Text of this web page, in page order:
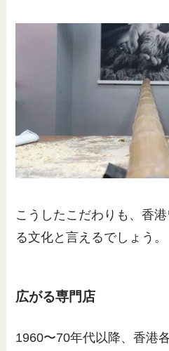
こうしたこだわりも、香
る文化と言えるでしょう。
広がる専門店
1960〜70年代以降、香港